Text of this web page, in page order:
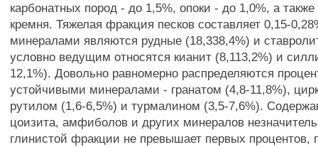
карбонатных пород - до 1,5%, опоки - до 1,0%, а также
кремня. Тяжелая фракция песков составляет 0,15-
минералами являются рудные (18,338,4%) и
условно ведущим относятся кианит (8,113,2%) и
12,1%). Довольно равномерно распределяются
устойчивыми минералами - гранатом (4,8-11,8%),
рутилом (1,6-6,5%) и турмалином (3,5-7,6%).
цоизита, амфиболов и других минералов
глинистой фракции не превышает первых процентов,